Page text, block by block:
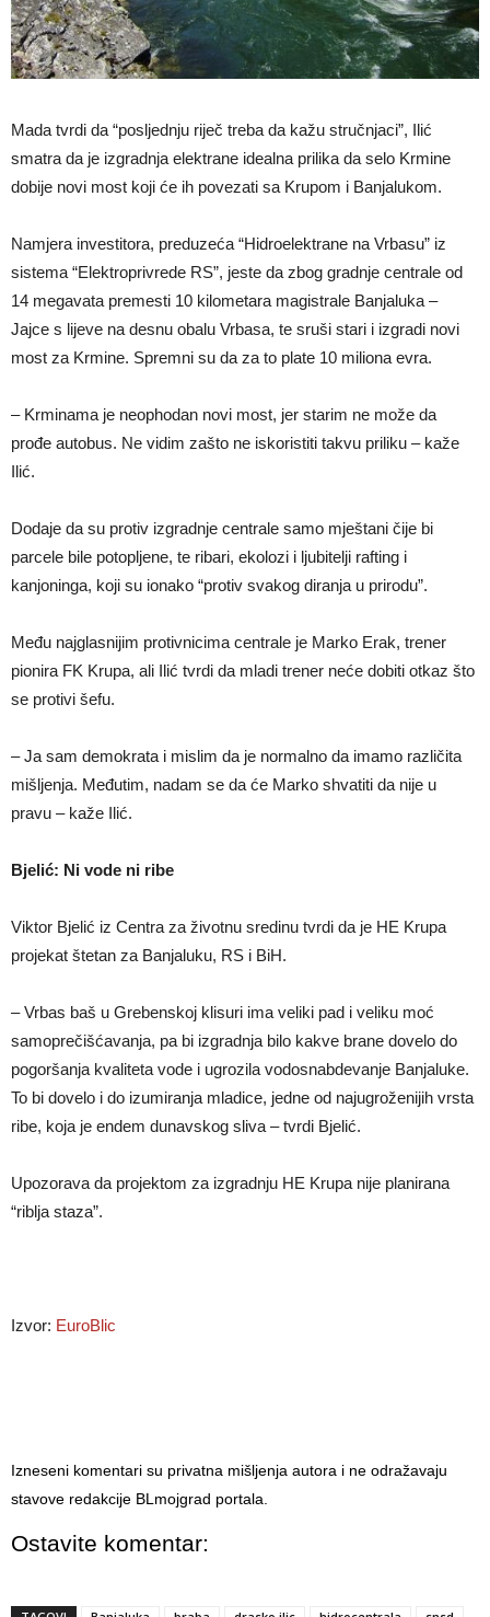
Mada tvrdi da “posljednju riječ treba da kažu stručnjaci”, Ilić
smatra da je izgradnja elektrane idealna prilika da selo Krmine
dobije novi most koji će ih povezati sa Krupom i Banjalukom.
Namjera investitora, preduzeća “Hidroelektrane na Vrbasu” iz
sistema “Elektroprivrede RS”, jeste da zbog gradnje centrale od
14 megavata premesti 10 kilometara magistrale Banjaluka –
Jajce s lijeve na desnu obalu Vrbasa, te sruši stari i izgradi novi
most za Krmine. Spremni su da za to plate 10 miliona evra.
– Krminama je neophodan novi most, jer starim ne može da
prođe autobus. Ne vidim zašto ne iskoristiti takvu priliku – kaže
Ilić.
Dodaje da su protiv izgradnje centrale samo mještani čije bi
parcele bile potopljene, te ribari, ekolozi i ljubitelji rafting i
kanjoninga, koji su ionako “protiv svakog diranja u prirodu”.
Među najglasnijim protivnicima centrale je Marko Erak, trener
pionira FK Krupa, ali Ilić tvrdi da mladi trener neće dobiti otkaz što
se protivi šefu.
– Ja sam demokrata i mislim da je normalno da imamo različita
mišljenja. Međutim, nadam se da će Marko shvatiti da nije u
pravu – kaže Ilić.
Bjelić: Ni vode ni ribe
Viktor Bjelić iz Centra za životnu sredinu tvrdi da je HE Krupa
projekat štetan za Banjaluku, RS i BiH.
– Vrbas baš u Grebenskoj klisuri ima veliki pad i veliku moć
samoprečišćavanja, pa bi izgradnja bilo kakve brane dovelo do
pogoršanja kvaliteta vode i ugrozila vodosnabdevanje Banjaluke.
To bi dovelo i do izumiranja mladice, jedne od najugroženijih vrsta
ribe, koja je endem dunavskog sliva – tvrdi Bjelić.
Upozorava da projektom za izgradnju HE Krupa nije planirana
“riblja staza”.
Izvor: EuroBlic
Izneseni komentari su privatna mišljenja autora i ne odražavaju
stavove redakcije BLmojgrad portala.
Ostavite komentar: